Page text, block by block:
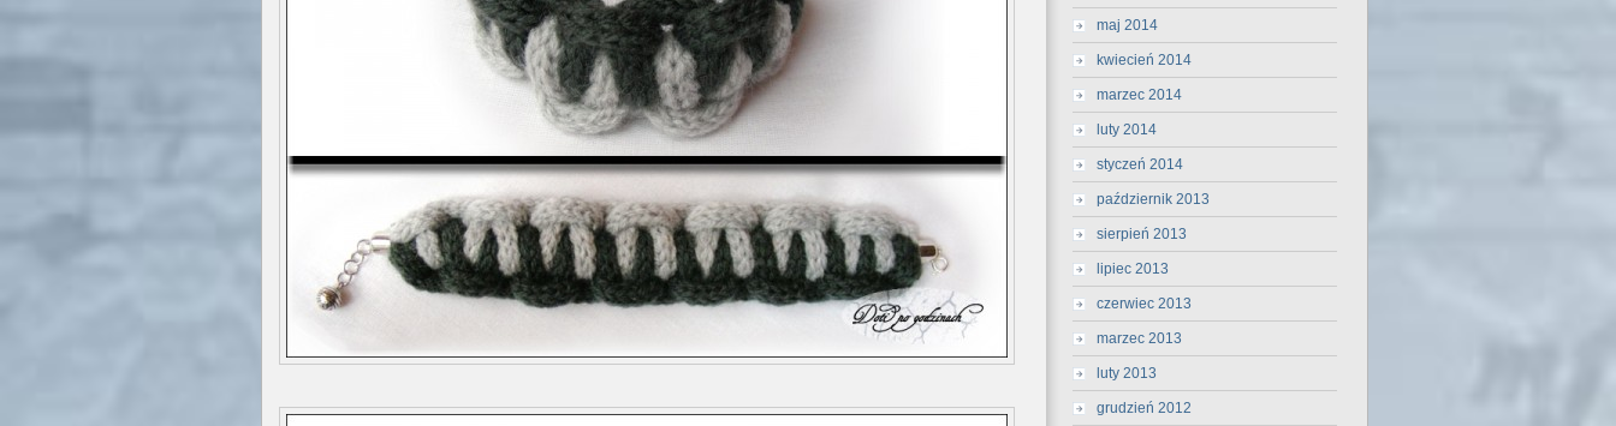
maj 2014
kwiecień 2014
marzec 2014
luty 2014
styczeń 2014
październik 2013
sierpień 2013
lipiec 2013
czerwiec 2013
marzec 2013
luty 2013
grudzień 2012